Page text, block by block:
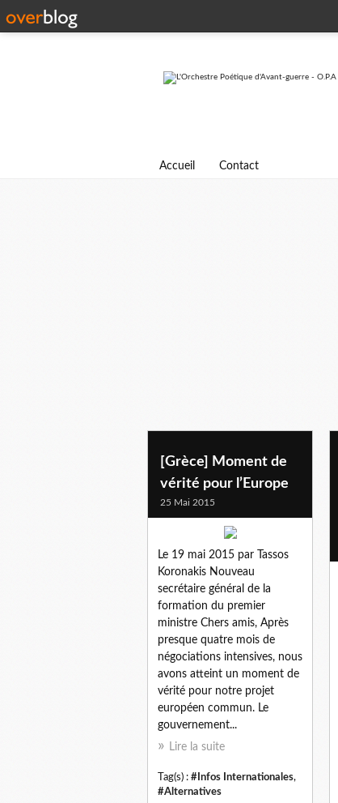
Accueil Contact
[Grèce] Moment de
vérité pour l’Europe
25 Mai 2015
Le 19 mai 2015 par Tassos
Koronakis Nouveau
secrétaire général de la
formation du premier
ministre Chers amis, Après
presque quatre mois de
négociations intensives, nous
avons atteint un moment de
vérité pour notre projet
européen commun. Le
gouvernement...
Lire la suite
Tag(s) : #Infos Internationales,
#Alternatives